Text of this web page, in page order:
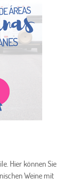
Hier können Sie
Weine mit